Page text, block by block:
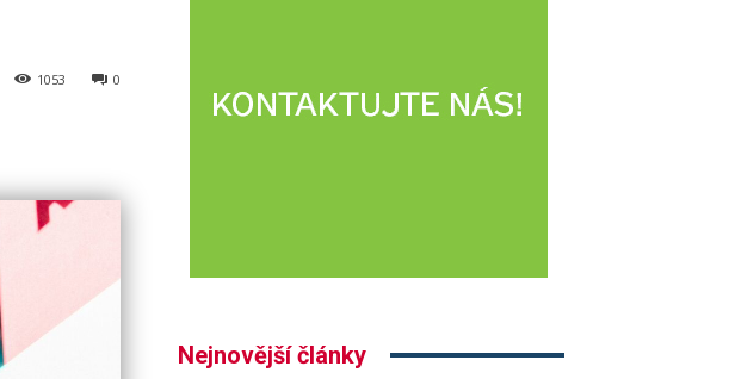
0
1053
Nejnovější články